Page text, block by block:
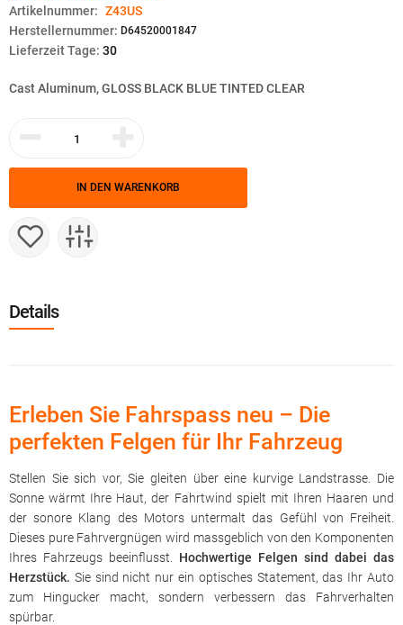
Artikelnummer: Z43US
Herstellernummer: D64520001847
Lieferzeit Tage: 30
Cast Aluminum, GLOSS BLACK BLUE TINTED CLEAR
IN DEN WARENKORB
Details
Erleben Sie Fahrspass neu – Die
perfekten Felgen für Ihr Fahrzeug
Stellen Sie sich vor, Sie gleiten über eine kurvige Landstrasse. Die
Sonne wärmt Ihre Haut, der Fahrtwind spielt mit Ihren Haaren und
der sonore Klang des Motors untermalt das Gefühl von Freiheit.
Dieses pure Fahrvergnügen wird massgeblich von den Komponenten
Ihres Fahrzeugs beeinflusst. Hochwertige Felgen sind dabei das
Herzstück. Sie sind nicht nur ein optisches Statement, das Ihr Auto
zum Hingucker macht, sondern verbessern das Fahrverhalten
spürbar.